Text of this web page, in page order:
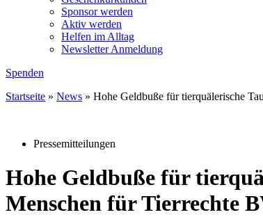
Sponsor werden
Aktiv werden
Helfen im Alltag
Newsletter Anmeldung
Spenden
Startseite » News » Hohe Geldbuße für tierquälerische
Pressemitteilungen
Hohe Geldbuße für
Menschen für Tierrechte